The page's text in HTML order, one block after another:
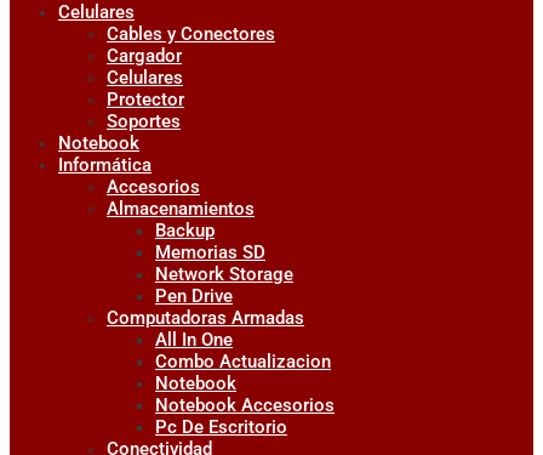
Celulares
Cables y Conectores
Cargador
Celulares
Protector
Soportes
Notebook
Informática
Accesorios
Almacenamientos
Backup
Memorias SD
Network Storage
Pen Drive
Computadoras Armadas
All In One
Combo Actualizacion
Notebook
Notebook Accesorios
Pc De Escritorio
Conectividad